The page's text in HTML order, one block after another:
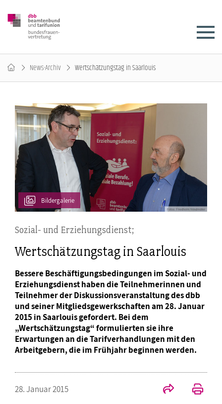
News-Archiv Wertschätzungstag in Saarlouis
Bildergalerie
Sozial- und Erziehungsdienst;
Wertschätzungstag in Saarlouis
Bessere Beschäftigungsbedingungen im Sozial- und
Erziehungsdienst haben die Teilnehmerinnen und
Teilnehmer der Diskussionsveranstaltung des dbb
und seiner Mitgliedsgewerkschaften am 28. Januar
2015 in Saarlouis gefordert. Bei dem
„Wertschätzungstag“ formulierten sie ihre
Erwartungen an die Tarifverhandlungen mit den
Arbeitgebern, die im Frühjahr beginnen werden.
28. Januar 2015